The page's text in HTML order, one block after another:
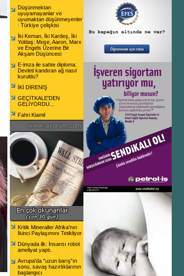
Düşünmektan
uyuyamayanlar ve
uyumaktan düşünmeyenler
: Türkiye çelişkisi
İki Keman, İki Kardeş, İki
Yoldaş: Moşe, Aaron, Marx
ve Engels Üzerine Bir
Akşam Düşüncesi
E-imza ile sahte diploma:
Devleti kandıran ağ nasıl
kuruldu?
İKİ DİRENİŞ
GEÇİTKALE'DEN
GELİYORDU...
Fahri Kiamil
Kritik Mineraller Afrika'nın
İkinci Paylaşımını Tetikliyor
Dünyada ilk: İnsansı robot
ameliyat yaptı.
Avrupa'da "uzun barış"ın
sonu, savaş hazırlıklarının
başlangıcı